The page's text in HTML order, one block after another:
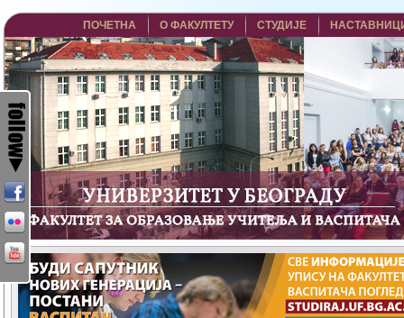
ПОЧЕТНА О ФАКУЛТЕТУ СТУДИЈЕ